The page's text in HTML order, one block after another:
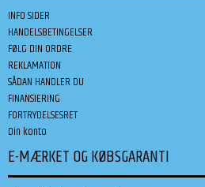
INFO SIDER
HANDELSBETINGELSER
FØLG DIN ORDRE
REKLAMATION
SÅDAN HANDLER DU
FINANSIERING
FORTRYDELSESRET
Din konto
E-MÆRKET OG KØBSGARANTI